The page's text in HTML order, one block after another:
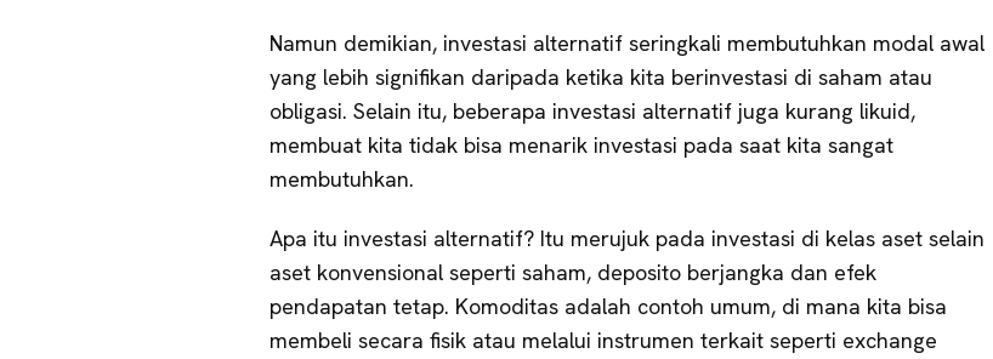
Namun demikian, investasi alternatif seringkali membutuhkan modal awal
yang lebih signifikan daripada ketika kita berinvestasi di saham atau
obligasi. Selain itu, beberapa investasi alternatif juga kurang likuid,
membuat kita tidak bisa menarik investasi pada saat kita sangat
membutuhkan.
Apa itu investasi alternatif? Itu merujuk pada investasi di kelas aset selain
aset konvensional seperti saham, deposito berjangka dan efek
pendapatan tetap. Komoditas adalah contoh umum, di mana kita bisa
membeli secara fisik atau melalui instrumen terkait seperti exchange